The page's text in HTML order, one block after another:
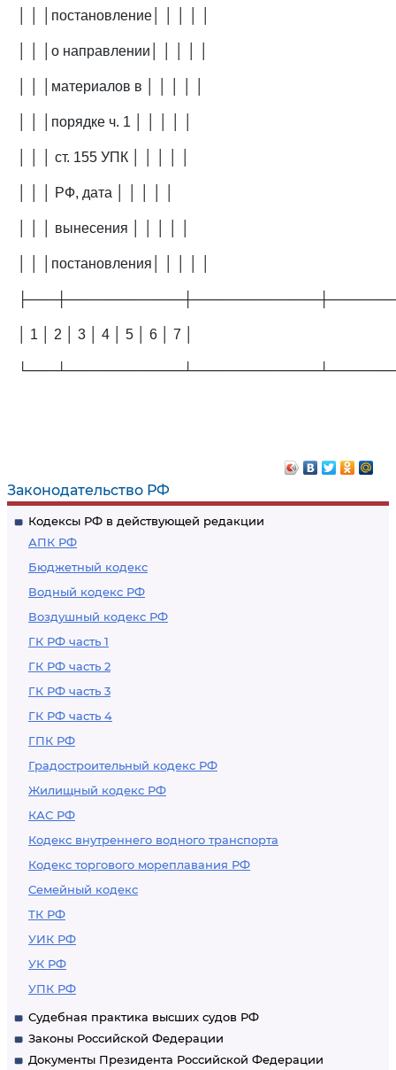
Законодательство РФ
Кодексы РФ в действующей редакции
АПК РФ
Бюджетный кодекс
Водный кодекс РФ
Воздушный кодекс РФ
ГК РФ часть 1
ГК РФ часть 2
ГК РФ часть 3
ГК РФ часть 4
ГПК РФ
Градостроительный кодекс РФ
Жилищный кодекс РФ
КАС РФ
Кодекс внутреннего водного транспорта
Кодекс торгового мореплавания РФ
Семейный кодекс
ТК РФ
УИК РФ
УК РФ
УПК РФ
Судебная практика высших судов РФ
Законы Российской Федерации
Документы Президента Российской Федерации
│ │ │постановление│ │ │ │ │
│ │ │о направлении│ │ │ │ │
│ │ │материалов в │ │ │ │ │
│ │ │порядке ч. 1 │ │ │ │ │
│ │ │ ст. 155 УПК │ │ │ │ │
│ │ │ РФ, дата │ │ │ │ │
│ │ │ вынесения │ │ │ │ │
│ │ │постановления│ │ │ │ │
│ 1 │ 2 │ 3 │ 4 │ 5 │ 6 │ 7 │